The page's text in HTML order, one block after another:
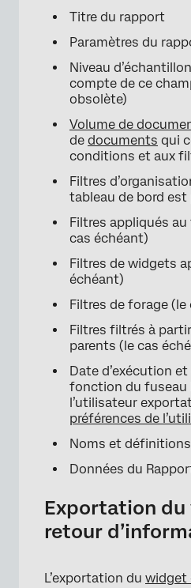
Titre du rapport
Paramètres du
Niveau
compte de ce
obsolète)
Volume de
de documents qui
conditions et aux
Filtres
tableau de bord est
Filtres appliqués
cas échéant)
Filtres de widgets
échéant)
Filtres de forage (le
Filtres filtrés à
parents (le cas
Date d’exécution
fonction du fuseau
l’utilisateur
préférences de
Noms et
Données du
Exportation
retour
L’exportation du widget